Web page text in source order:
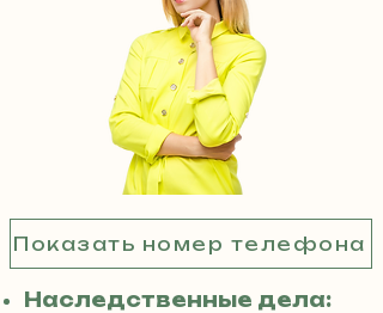
Показать номер телефона
Наследственные дела: